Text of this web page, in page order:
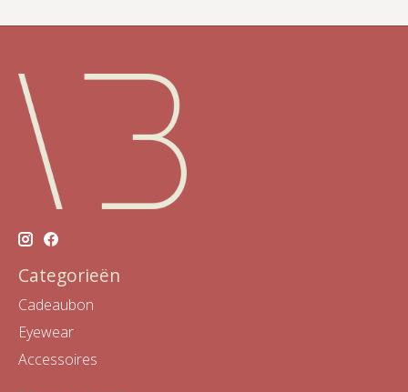
Categorieën
Cadeaubon
Eyewear
Accessoires